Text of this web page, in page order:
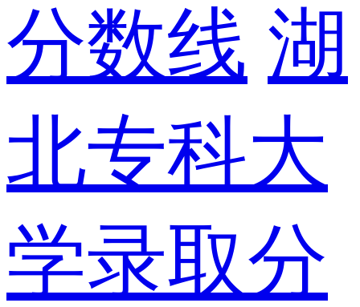
分数线 湖
北专科大
学录取分